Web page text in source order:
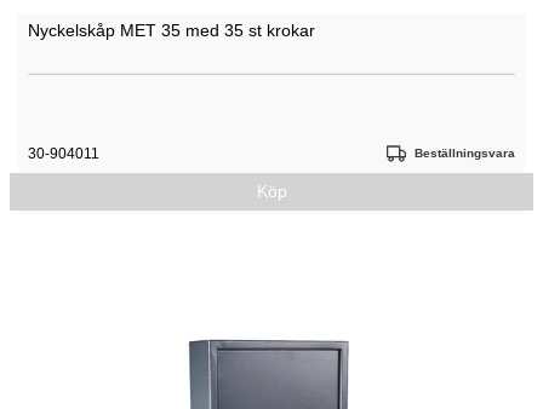
Nyckelskåp MET 35 med 35 st krokar
30-904011 Beställningsvara
Köp